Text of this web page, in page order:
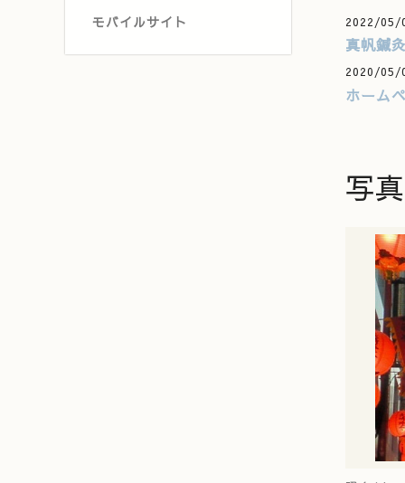
モバイルサイト
2022/05/
真帆鍼
2020/05/
ホーム
写真